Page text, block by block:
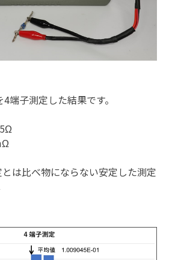
端子測定した結果です。
は比べ物にならない安定した測定